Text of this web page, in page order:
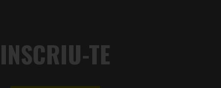
INSCRIU-TE